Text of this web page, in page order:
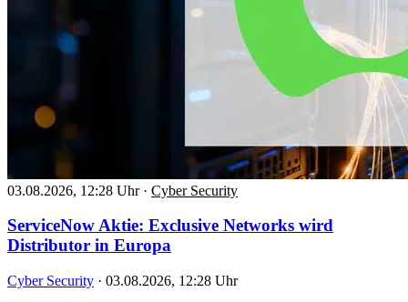
03.08.2026, 12:28 Uhr · Cyber Security
ServiceNow Aktie: Exclusive Networks wird
Distributor in Europa
Cyber Security · 03.08.2026, 12:28 Uhr